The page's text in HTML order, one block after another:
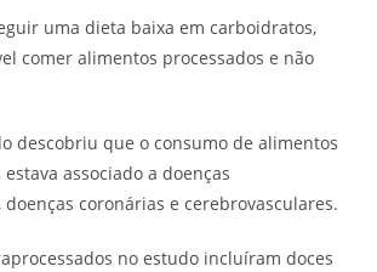
uma dieta baixa em carboidratos,
comer alimentos processados e não
descobriu que o consumo de alimentos
associado a doenças
coronárias e cerebrovasculares.
no estudo incluíram doces